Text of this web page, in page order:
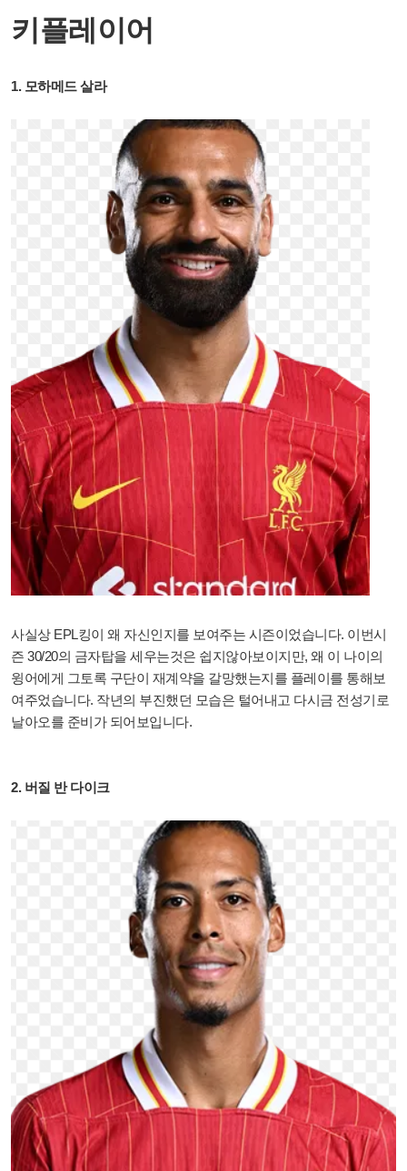
키플레이어
1. 모하메드 살라
사실상 EPL킹이 왜 자신인지를 보여주는 시즌이었습니다. 이번시
즌 30/20의 금자탑을 세우는것은 쉽지않아보이지만, 왜 이 나이의
윙어에게 그토록 구단이 재계약을 갈망했는지를 플레이를 통해보
여주었습니다. 작년의 부진했던 모습은 털어내고 다시금 전성기로
날아오를 준비가 되어보입니다.
2. 버질 반 다이크